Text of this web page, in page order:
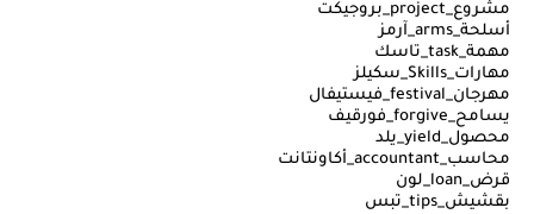
مشروع_project_بروجيكت
أسلحة_arms_آرمز
مهمة_task_تاسك
مهارات_Skills_سكيلز
مهرجان_festival_فيستيفال
يسامح_forgive_فورقيف
محصول_yield_يلد
محاسب_accountant_أكاونتانت
قرض_loan_لون
بقشيش_tips_تبس